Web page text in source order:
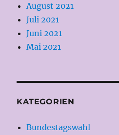
August 2021
Juli 2021
Juni 2021
Mai 2021
KATEGORIEN
Bundestagswahl